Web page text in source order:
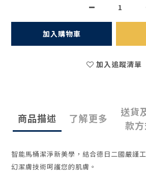
加入購物車
加入追蹤清單
商品描述 了解更多
送貨
款
智能馬桶潔淨新美學，結合德日二國嚴謹
幻潔膚技術呵護您的肌膚。